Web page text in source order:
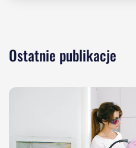
Ostatnie publikacje